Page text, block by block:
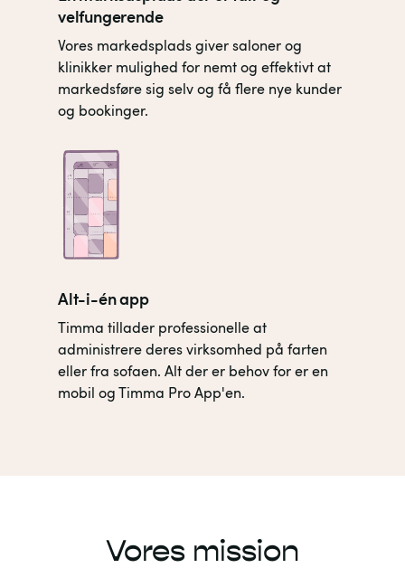
velfungerende
Vores markedsplads giver saloner og
klinikker mulighed for nemt og effektivt at
markedsføre sig selv og få flere nye kunder
og bookinger.
Alt-i-én app
Timma tillader professionelle at
administrere deres virksomhed på farten
eller fra sofaen. Alt der er behov for er en
mobil og Timma Pro App'en.
Vores mission